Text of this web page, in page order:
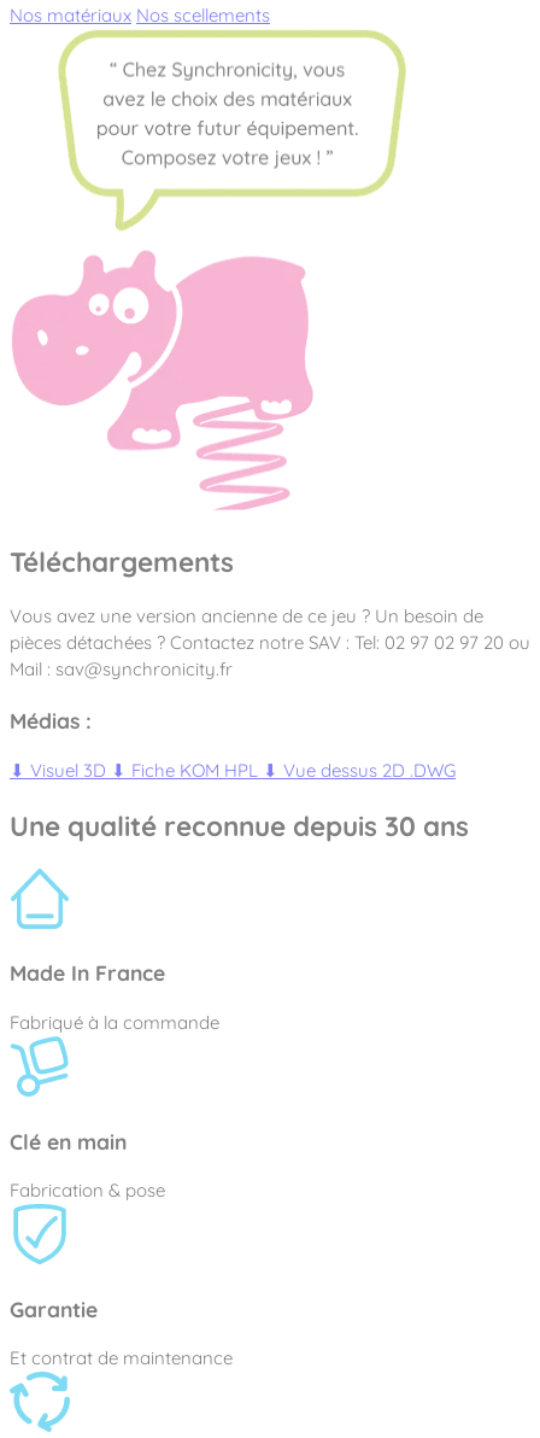
Nos matériaux Nos scellements
Téléchargements
Vous avez une version ancienne de ce jeu ? Un besoin de
pièces détachées ? Contactez notre SAV : Tel: 02 97 02 97 20 ou
Mail : sav@synchronicity.fr
Médias :
⬇ Visuel 3D ⬇ Fiche KOM HPL ⬇ Vue dessus 2D .DWG
Une qualité reconnue depuis 30 ans
Made In France
Fabriqué à la commande
Clé en main
Fabrication & pose
Garantie
Et contrat de maintenance